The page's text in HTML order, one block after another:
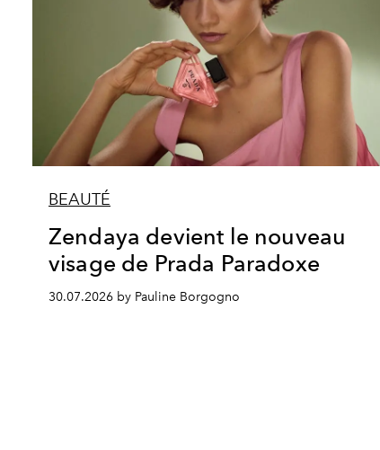
BEAUTÉ
Zendaya devient le nouveau
visage de Prada Paradoxe
30.07.2026 by Pauline Borgogno